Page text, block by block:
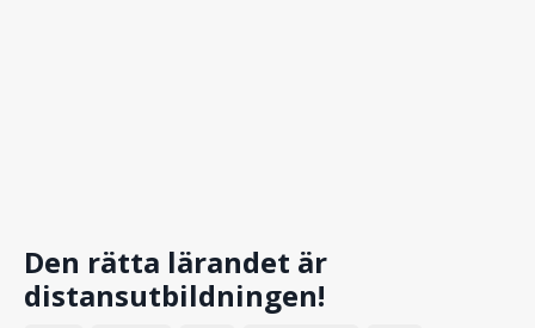
Den rätta lärandet är
distansutbildningen!